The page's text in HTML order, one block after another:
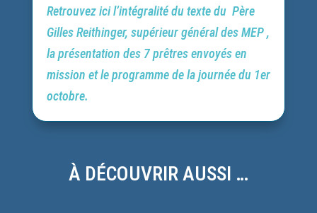
Retrouvez ici l’intégralité du texte du Père
Gilles Reithinger, supérieur général des MEP ,
la présentation des 7 prêtres envoyés en
mission et le programme de la journée du 1er
octobre.
À DÉCOUVRIR AUSSI …